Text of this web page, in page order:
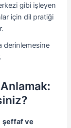
gibi işleyen
için dil pratiği
derinlemesine
şeffaf ve